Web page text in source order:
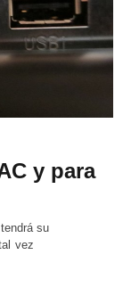
y para
su
vez